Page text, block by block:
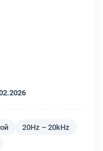
20Hz – 20kHz